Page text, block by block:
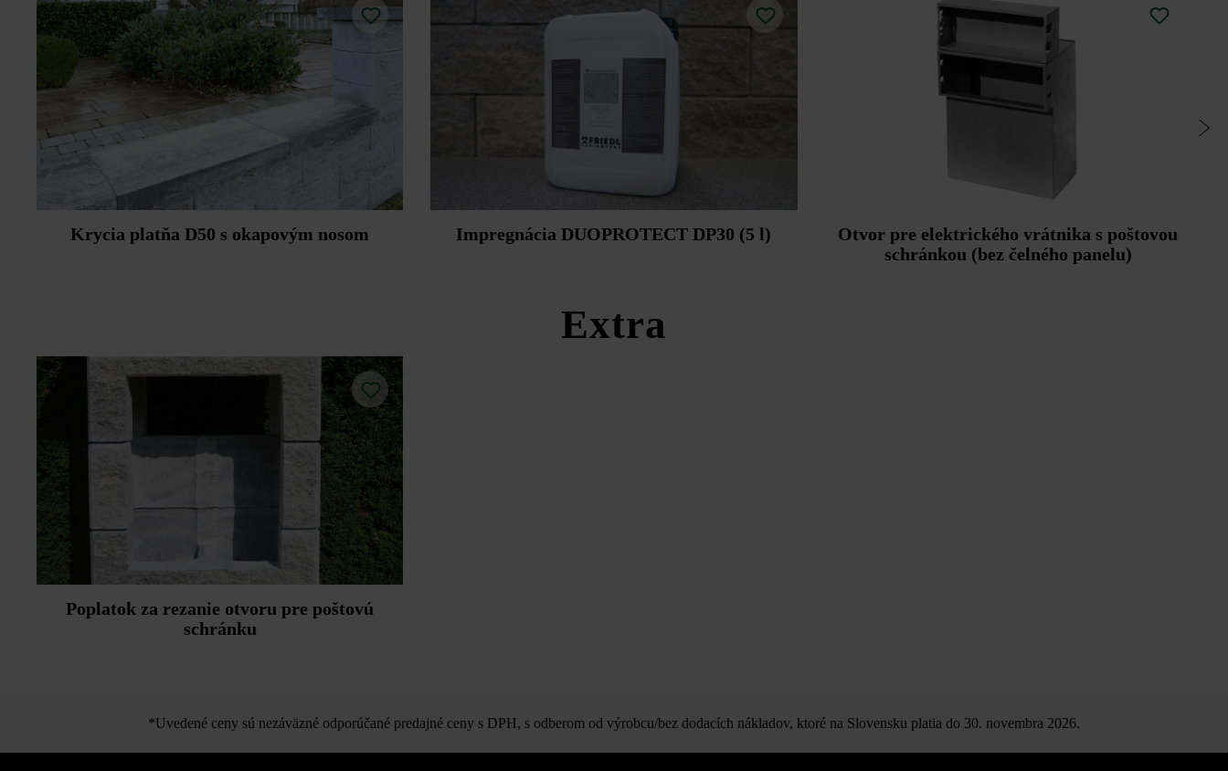
Krycia platňa D50 s okapovým nosom Impregnácia DUOPROTECT DP30 (5 l)
Otvor pre elektrického vrátnika s poštovou
schránkou (bez čelného panelu)
Extra
Poplatok za rezanie otvoru pre poštovú
schránku
*Uvedené ceny sú nezáväzné odporúčané predajné ceny s DPH, s odberom od výrobcu/bez dodacích nákladov, ktoré na Slovensku platia do 30. novembra 2026.